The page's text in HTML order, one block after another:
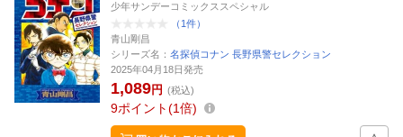
少年サンデーコミックススペシャル
（1件）
青山剛昌
シリーズ名： 名探偵コナン 長野県警セレクション
2025年04月18日発売
1,089円 (税込)
9ポイント 1倍